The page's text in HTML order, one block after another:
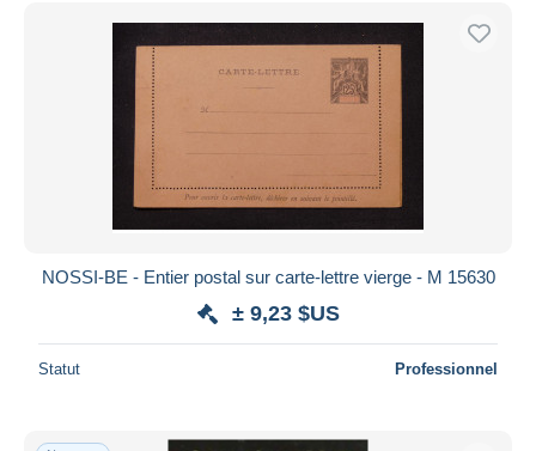
NOSSI-BE - Entier postal sur carte-lettre vierge - M 15630
± 9,23 $US
Statut Professionnel